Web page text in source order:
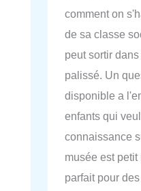
comment on
de sa classe
peut sortir
palissé. Un
disponible a
enfants qui
connaissance
musée est
parfait pour